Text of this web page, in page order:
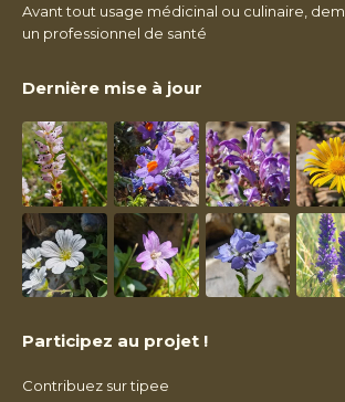
Avant tout usage médicinal ou culinaire,
un professionnel de santé
Dernière mise à jour
Participez au projet !
Contribuez sur tipee